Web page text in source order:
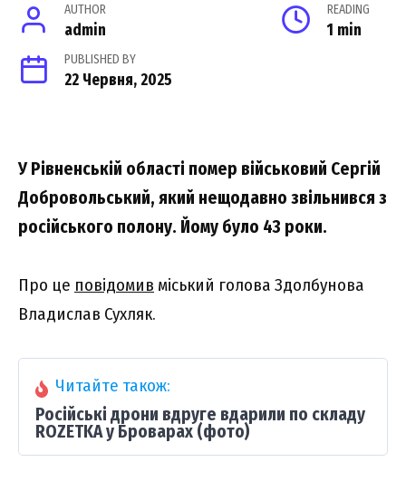
AUTHOR
admin
READING
1 min
PUBLISHED BY
22 Червня, 2025
У Рівненській області помер військовий Сергій
Добровольський, який нещодавно звільнився з
російського полону. Йому було 43 роки.
Про це повідомив міський голова Здолбунова
Владислав Сухляк.
Читайте також:
Російські дрони вдруге вдарили по складу
ROZETKA у Броварах (фото)